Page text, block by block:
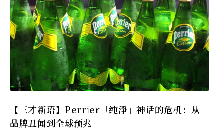
【三才新语】Perrier「纯淨」神话的危机：从
品牌丑闻到全球预兆